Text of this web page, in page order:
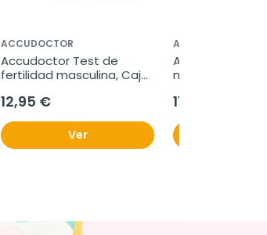
ACCUDOCTOR
Accudoctor Test de
fertilidad masculina, Caja
12,95 €
Ver
ACCUDOCTOR
Accudoctor
multidrogas en
pruebas
11,95 €